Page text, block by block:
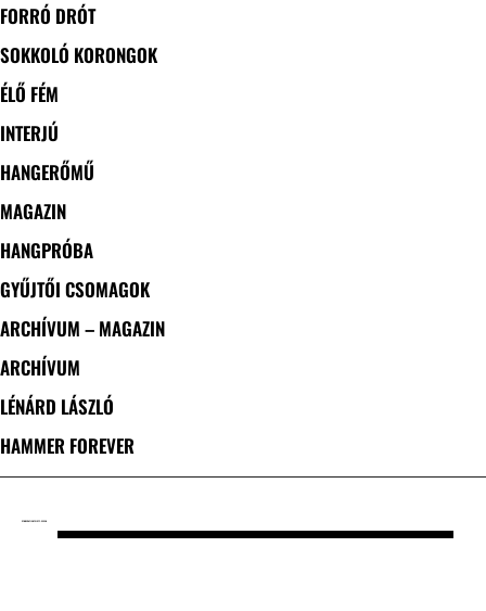
FORRÓ DRÓT
SOKKOLÓ KORONGOK
ÉLŐ FÉM
INTERJÚ
HANGERŐMŰ
MAGAZIN
HANGPRÓBA
GYŰJTŐI CSOMAGOK
ARCHÍVUM – MAGAZIN
ARCHÍVUM
LÉNÁRD LÁSZLÓ
HAMMER FOREVER